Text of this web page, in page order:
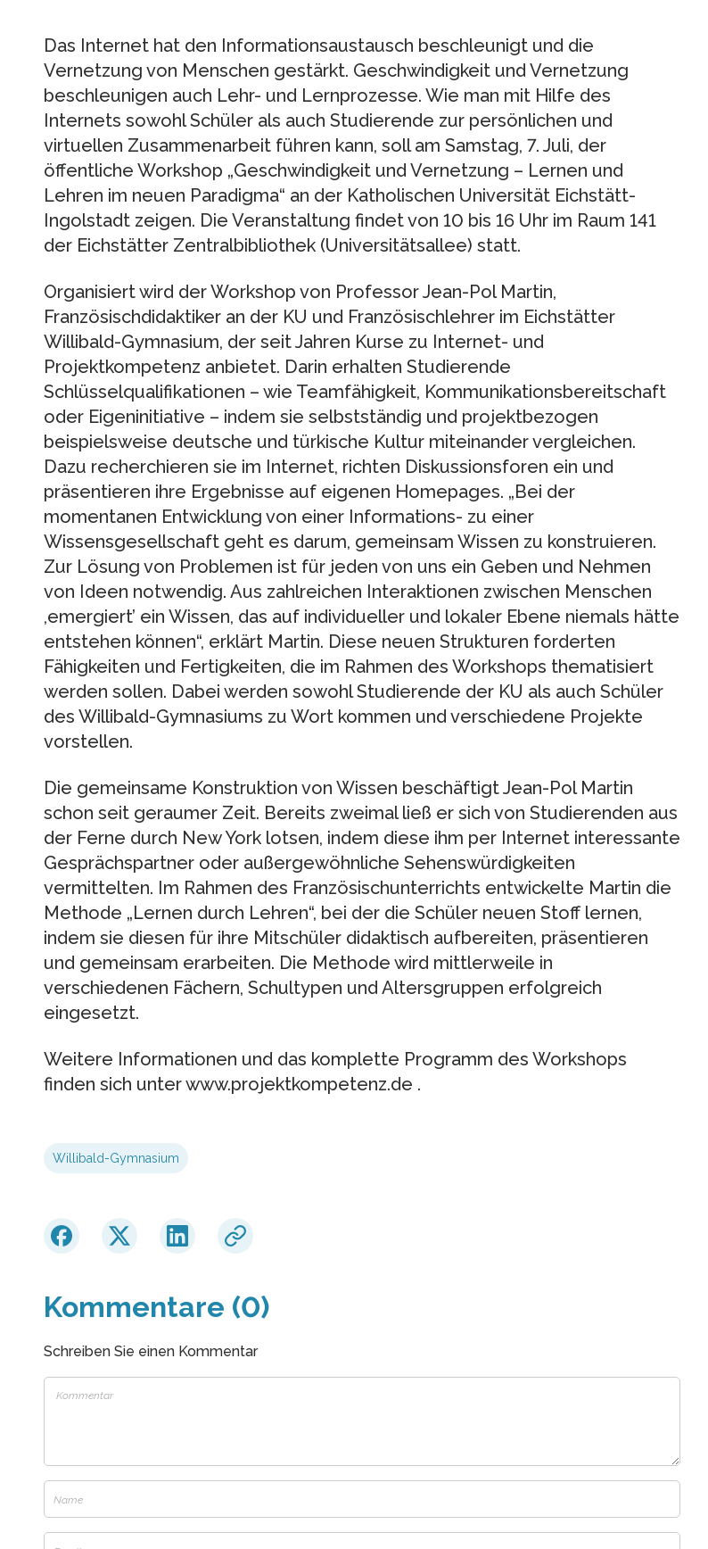
Das Internet hat den Informationsaustausch beschleunigt und die
Vernetzung von Menschen gestärkt. Geschwindigkeit und Vernetzung
beschleunigen auch Lehr- und Lernprozesse. Wie man mit Hilfe des
Internets sowohl Schüler als auch Studierende zur persönlichen und
virtuellen Zusammenarbeit führen kann, soll am Samstag, 7. Juli, der
öffentliche Workshop „Geschwindigkeit und Vernetzung – Lernen und
Lehren im neuen Paradigma“ an der Katholischen Universität Eichstätt-
Ingolstadt zeigen. Die Veranstaltung findet von 10 bis 16 Uhr im Raum 141
der Eichstätter Zentralbibliothek (Universitätsallee) statt.
Organisiert wird der Workshop von Professor Jean-Pol Martin,
Französischdidaktiker an der KU und Französischlehrer im Eichstätter
Willibald-Gymnasium, der seit Jahren Kurse zu Internet- und
Projektkompetenz anbietet. Darin erhalten Studierende
Schlüsselqualifikationen – wie Teamfähigkeit, Kommunikationsbereitschaft
oder Eigeninitiative – indem sie selbstständig und projektbezogen
beispielsweise deutsche und türkische Kultur miteinander vergleichen.
Dazu recherchieren sie im Internet, richten Diskussionsforen ein und
präsentieren ihre Ergebnisse auf eigenen Homepages. „Bei der
momentanen Entwicklung von einer Informations- zu einer
Wissensgesellschaft geht es darum, gemeinsam Wissen zu konstruieren.
Zur Lösung von Problemen ist für jeden von uns ein Geben und Nehmen
von Ideen notwendig. Aus zahlreichen Interaktionen zwischen Menschen
,emergiert’ ein Wissen, das auf individueller und lokaler Ebene niemals hätte
entstehen können“, erklärt Martin. Diese neuen Strukturen forderten
Fähigkeiten und Fertigkeiten, die im Rahmen des Workshops thematisiert
werden sollen. Dabei werden sowohl Studierende der KU als auch Schüler
des Willibald-Gymnasiums zu Wort kommen und verschiedene Projekte
vorstellen.
Die gemeinsame Konstruktion von Wissen beschäftigt Jean-Pol Martin
schon seit geraumer Zeit. Bereits zweimal ließ er sich von Studierenden aus
der Ferne durch New York lotsen, indem diese ihm per Internet interessante
Gesprächspartner oder außergewöhnliche Sehenswürdigkeiten
vermittelten. Im Rahmen des Französischunterrichts entwickelte Martin die
Methode „Lernen durch Lehren“, bei der die Schüler neuen Stoff lernen,
indem sie diesen für ihre Mitschüler didaktisch aufbereiten, präsentieren
und gemeinsam erarbeiten. Die Methode wird mittlerweile in
verschiedenen Fächern, Schultypen und Altersgruppen erfolgreich
eingesetzt.
Weitere Informationen und das komplette Programm des Workshops
finden sich unter www.projektkompetenz.de .
Willibald-Gymnasium
Kommentare (0)
Schreiben Sie einen Kommentar